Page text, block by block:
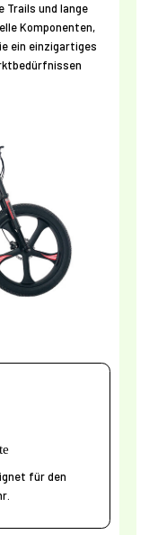
Trails und lange
Komponenten,
ein einzigartiges
für den